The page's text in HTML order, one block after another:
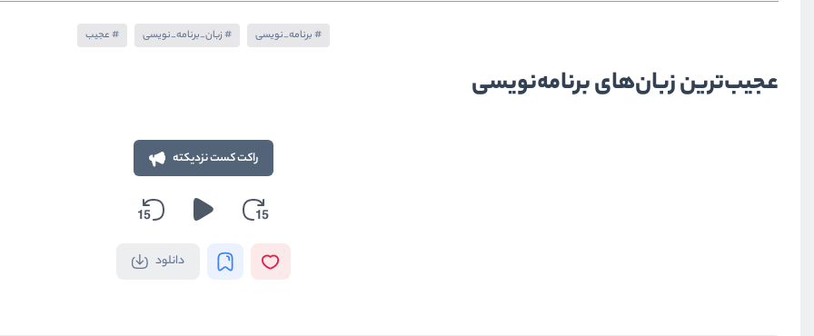
برنامه_نویسی زبان_برنامه_نویسی عجیب
عجیب‌ترین زبان‌های برنامه‌نویسی
راکت کست نزدیکته
دانلود